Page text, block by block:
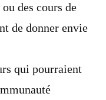
des cours de
de donner envie
qui pourraient